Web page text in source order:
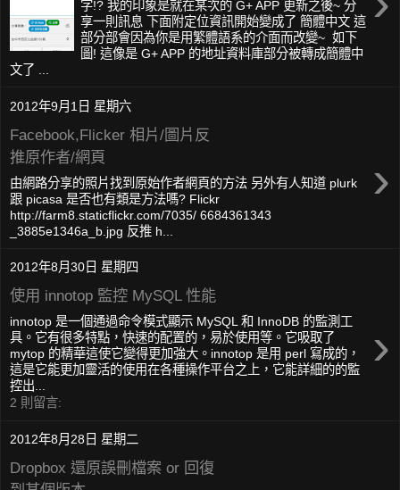
字!? 我的印象是就在某次的 G+ APP 更新之後~ 分
享一則訊息 下面附定位資訊開始變成了 簡體中文 這
部分部會因為你是用繁體語系的介面而改變~ 如下
圖! 這像是 G+ APP 的地址資料庫部分被轉成簡體中
文了 ...
2012年9月1日 星期六
Facebook,Flicker 相片/圖片反
推原作者/網頁
›
由網路分享的照片找到原始作者網頁的方法 另外有人知道 plurk
跟 picasa 是否也有類是方法嗎? Flickr
http://farm8.staticflickr.com/7035/ 6684361343
_3885e1346a_b.jpg 反推 h...
2012年8月30日 星期四
使用 innotop 監控 MySQL 性能
›
innotop 是​​一個通過命令模式顯示 MySQL 和 InnoDB 的監測工
具。它有很多特點，快速的配置的，易於使用等。它吸取了
mytop 的精華這使它變得更加強大。innotop 是​​用 perl 寫成的，
這是它能更加靈活的使用在各種操作平台之上，它能詳細的的監
控出...
2 則留言:
2012年8月28日 星期二
Dropbox 還原誤刪檔案 or 回復